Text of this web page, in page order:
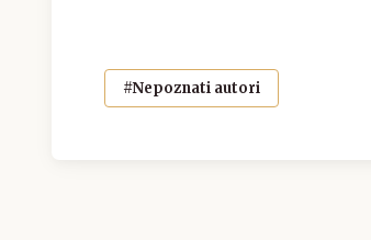
#Nepoznati autori